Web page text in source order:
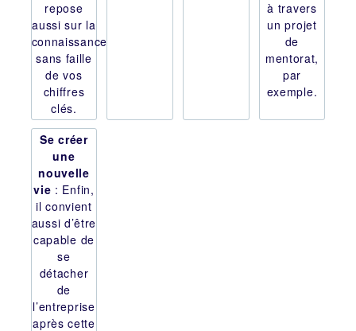
repose
aussi sur la
connaissance
sans faille
de vos
chiffres
clés.
à travers
un projet
de
mentorat,
par
exemple.
Se créer
une
nouvelle
vie : Enfin,
il convient
aussi d’être
capable de
se
détacher
de
l’entreprise
après cette